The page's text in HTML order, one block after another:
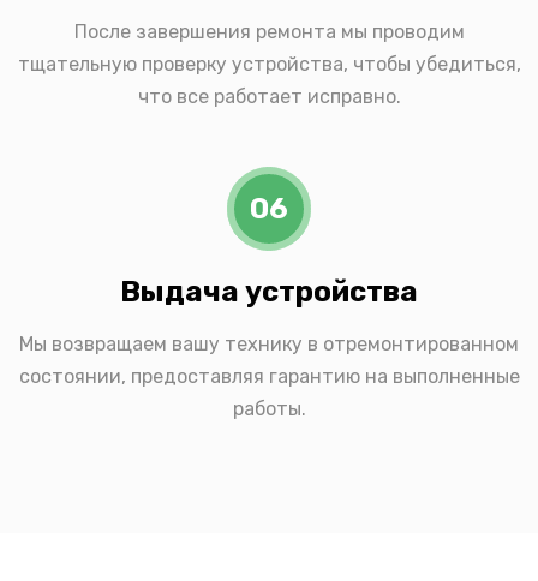
После завершения ремонта мы проводим
тщательную проверку устройства, чтобы убедиться,
что все работает исправно.
06
Выдача устройства
Мы возвращаем вашу технику в отремонтированном
состоянии, предоставляя гарантию на выполненные
работы.